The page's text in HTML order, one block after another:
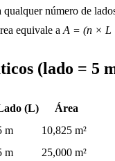
número de
equivale a A = (n × L
(lado = 5
(L)
Área
m
10,825 m²
m
25,000 m²